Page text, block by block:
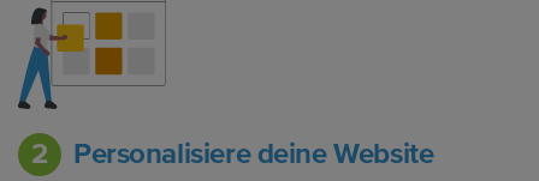
Personalisiere deine Website